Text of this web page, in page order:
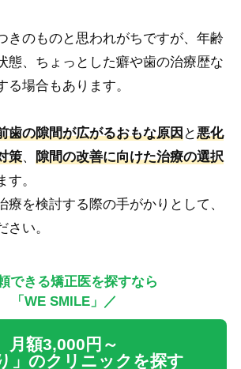
きのものと思われがちですが、年齢
態、ちょっとした癖や歯の治療歴な
る場合もあります。
歯の隙間が広がるおもな原因と悪化
策、 隙間の改善に向けた治療の選択
。
療を検討する際の手がかりとして、
さい。
できる矯正医を探すなら
「WE SMILE」／
月額3,000円～
」のクリニックを探す